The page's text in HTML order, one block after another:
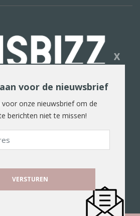
in woord en beeld
X
voor de nieuwsbrief
voor onze nieuwsbrief om de
berichten niet te missen!